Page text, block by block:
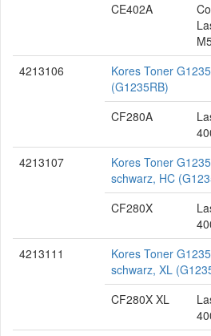
CE402A
4213106
Kores Toner
(G1235RB)
CF280A
4213107
Kores Toner
schwarz, HC
CF280X
4213111
Kores Toner
schwarz, XL
CF280X XL